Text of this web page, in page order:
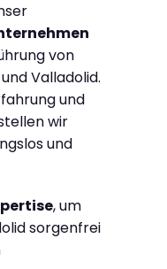
von
Valladolid.
und
wir
und
, um
sorgenfrei